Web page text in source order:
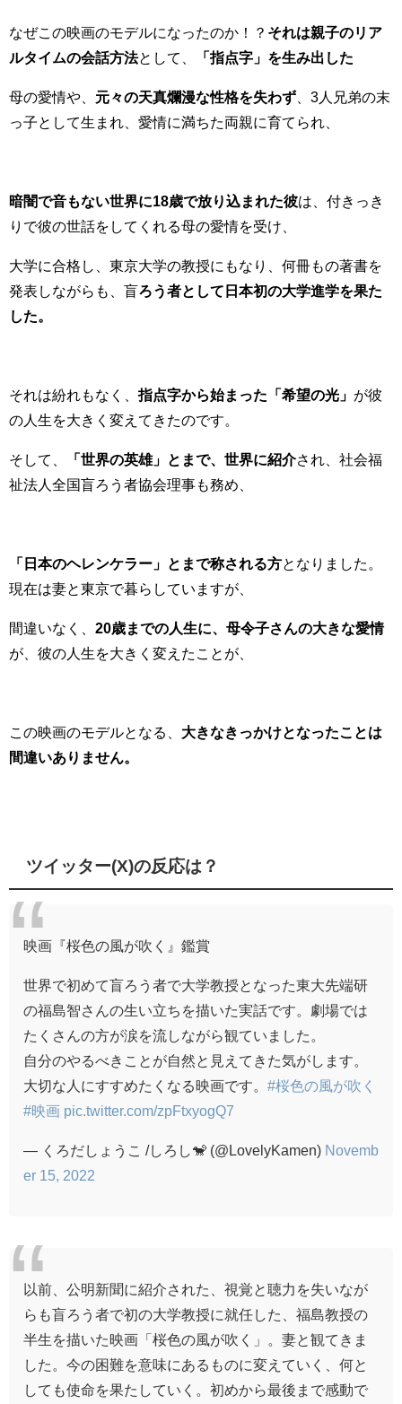
なぜこの映画のモデルになったのか！？ それは親子のリア
ルタイムの会話方法として、 「指点字」を生み出した
母の愛情や、 元々の天真爛漫な性格を失わず 、3人兄弟の末
っ子として生まれ、愛情に満ちた両親に育てられ、
暗闇で音もない世界に18歳で放り込まれた彼は、付きっき
りで彼の世話をしてくれる母の愛情を受け、
大学に合格し、東京大学の教授にもなり、何冊もの著書を
発表しながらも、 盲ろう者として日本初の大学進学を果た
した。
それは紛れもなく、指点字から始まった「希望の光」 が彼
の人生を大きく変えてきたのです。
そして、 「世界の英雄」とまで、世界に紹介され、 社会福
祉法人全国盲ろう者協会理事も務め、
「日本のヘレンケラー」とまで称される方となりました。
現在は妻と東京で暮らしていますが、
間違いなく、 20歳までの人生に、母令子さんの大きな愛情
が、彼の人生を大きく変えたことが、
この映画のモデルとなる、 大きなきっかけとなったことは
間違いありません。
ツイッター(X)の反応は？
映画『桜色の風が吹く』鑑賞
世界で初めて盲ろう者で大学教授となった東大先端研
の福島智さんの生い立ちを描いた実話です。劇場では
たくさんの方が涙を流しながら観ていました。
自分のやるべきことが自然と見えてきた気がします。
大切な人にすすめたくなる映画です。 #桜色の風が吹く
#映画 pic.twitter.com/zpFtxyogQ7
— くろだしょうこ /しろし🐒 (@LovelyKamen) Novemb
er 15, 2022
以前、公明新聞に紹介された、視覚と聴力を失いなが
らも盲ろう者で初の大学教授に就任した、福島教授の
半生を描いた映画「桜色の風が吹く」。妻と観てきま
した。今の困難を意味にあるものに変えていく、何と
しても使命を果たしていく。初めから最後まで感動で